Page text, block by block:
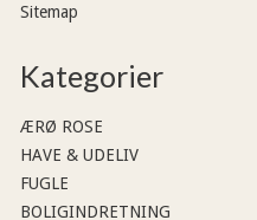
Sitemap
Kategorier
ÆRØ ROSE
HAVE & UDELIV
FUGLE
BOLIGINDRETNING